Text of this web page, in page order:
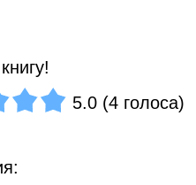
5.0 (4 голоса)